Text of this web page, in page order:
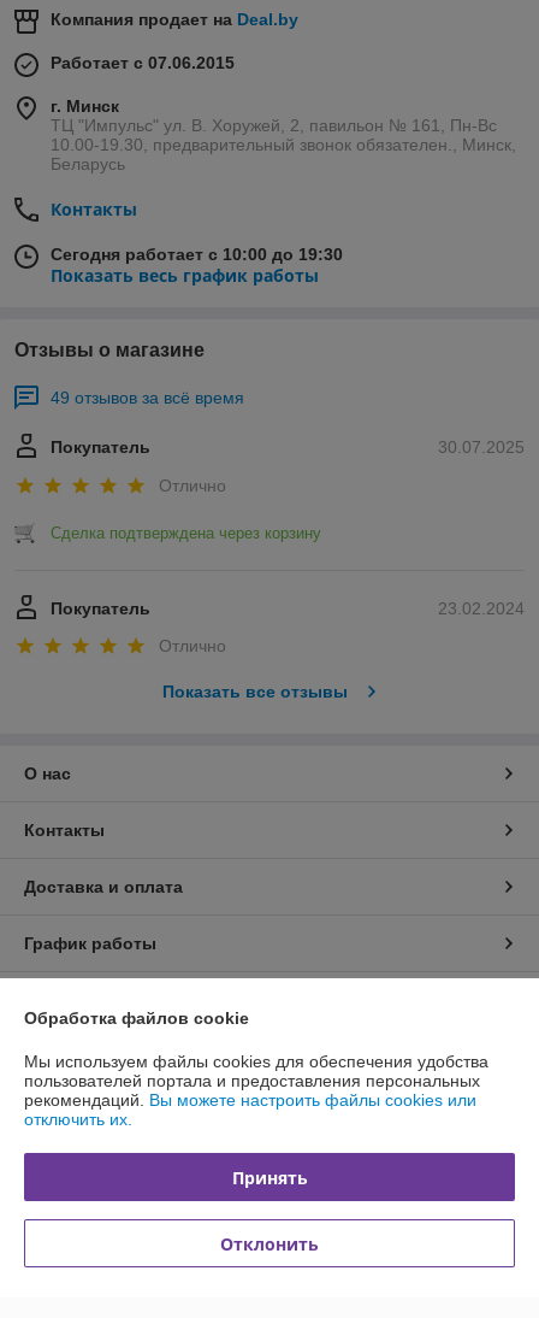
Компания продает на Deal.by
Работает с 07.06.2015
г. Минск
ТЦ "Импульс" ул. В. Хоружей, 2, павильон № 161, Пн-Вс
10.00-19.30, предварительный звонок обязателен., Минск,
Беларусь
Контакты
Сегодня работает с 10:00 до 19:30
Показать весь график работы
Отзывы о магазине
49 отзывов за всё время
30.07.2025
Покупатель
Отлично
Сделка подтверждена через корзину
23.02.2024
Покупатель
Отлично
Показать все отзывы
О нас
Контакты
Доставка и оплата
График работы
Политика обработки cookies
Сайт создан на платформе Deal.by
Обработка файлов cookie
Мы используем файлы cookies для обеспечения удобства
пользователей портала и предоставления персональных
рекомендаций. Вы можете настроить файлы cookies или
отключить их.
Принять
Отклонить